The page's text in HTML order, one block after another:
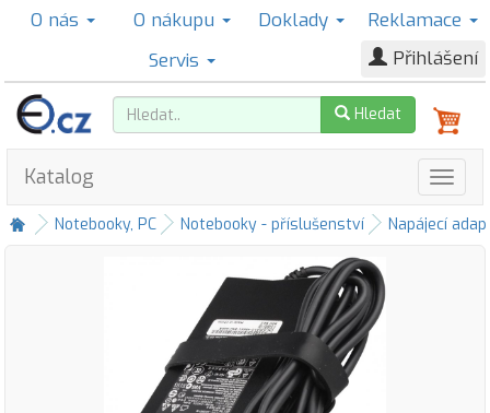
O nás O nákupu Doklady
Reklamace
Servis
Přihlášení
Hledat
Katalog
Notebooky, PC Notebooky - příslušenství Napájecí